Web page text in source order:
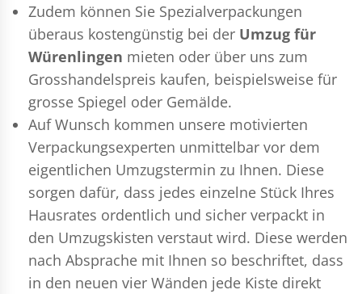
Zudem können Sie Spezialverpackungen
überaus kostengünstig bei der Umzug für
Würenlingen mieten oder über uns zum
Grosshandelspreis kaufen, beispielsweise für
grosse Spiegel oder Gemälde.
Auf Wunsch kommen unsere motivierten
Verpackungsexperten unmittelbar vor dem
eigentlichen Umzugstermin zu Ihnen. Diese
sorgen dafür, dass jedes einzelne Stück Ihres
Hausrates ordentlich und sicher verpackt in
den Umzugskisten verstaut wird. Diese werden
nach Absprache mit Ihnen so beschriftet, dass
in den neuen vier Wänden jede Kiste direkt